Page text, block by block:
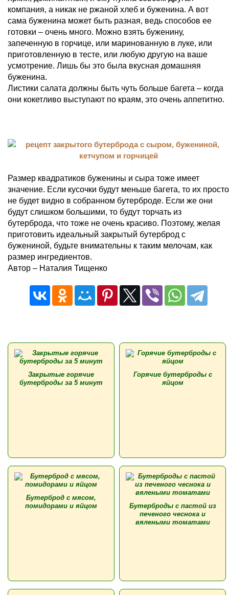
компания, а никак не ржаной хлеб и буженина. А вот
сама буженина может быть разная, ведь способов ее
готовки – очень много. Можно взять буженину,
запеченную в горчице, или маринованную в луке, или
приготовленную в тесте, или любую другую на ваше
усмотрение. Лишь бы это была вкусная домашняя
буженина.
Листики салата должны быть чуть больше багета – когда
они кокетливо выступают по краям, это очень аппетитно.
Размер квадратиков буженины и сыра тоже имеет
значение. Если кусочки будут меньше багета, то их просто
не будет видно в собранном бутерброде. Если же они
будут слишком большими, то будут торчать из
бутерброда, что тоже не очень красиво. Поэтому, желая
приготовить идеальный закрытый бутерброд с
бужениной, будьте внимательны к таким мелочам, как
размер ингредиентов.
Автор – Наталия Тищенко
Закрытые горячие
бутерброды за 5 минут
Горячие бутерброды с
яйцом
Бутерброд с мясом,
помидорами и яйцом
Бутерброды с пастой из
печеного чеснока и
вялеными томатами